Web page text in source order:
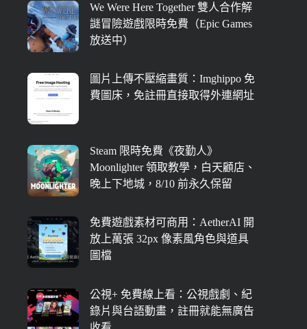
We Were Here Together 雙人合作解
謎冒險遊戲限時免費（Epic Games
放送中）
圖片上傳不壓縮畫質：Imghippo 免
費圖床，免註冊直接取得外連網址
Steam 限時免費《夜勤人》
Moonlighter 領取教學，白天顧店、
晚上下地城，8/10 前永久保留
免費遊戲素材可商用：AetherAI 開
放上萬張 32px 像素風角色與道具
圖檔
公視+ 免費線上看：公視戲劇、紀
錄片與台語動畫，註冊就能無廣告